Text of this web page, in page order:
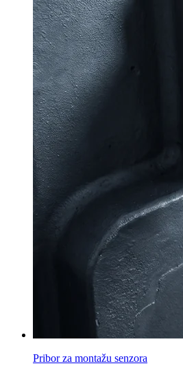
Pribor za montažu senzora